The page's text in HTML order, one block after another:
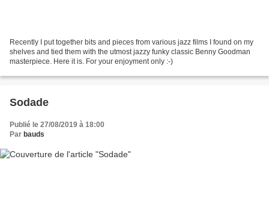
Recently I put together bits and pieces from various jazz films I found on my
shelves and tied them with the utmost jazzy funky classic Benny Goodman
masterpiece. Here it is. For your enjoyment only :-)
Sodade
Publié le 27/08/2019 à 18:00
Par bauds